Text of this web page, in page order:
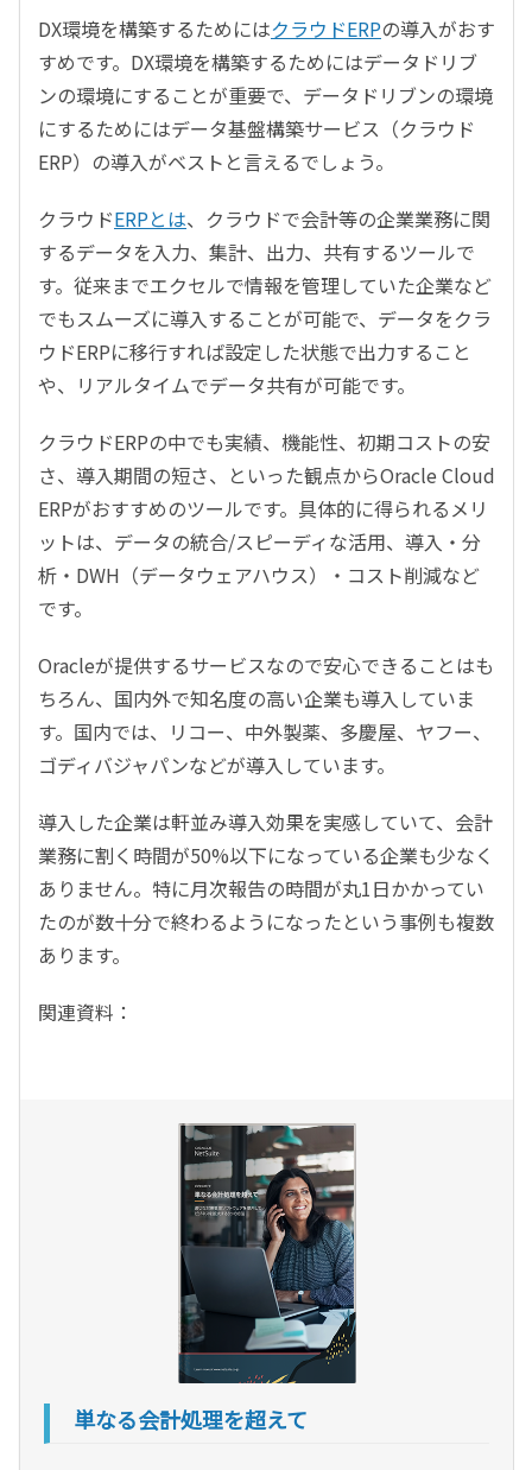
DX環境を構築するためにはクラウドERPの導入がおす
すめです。DX環境を構築するためにはデータドリブ
ンの環境にすることが重要で、データドリブンの環境
にするためにはデータ基盤構築サービス（クラウド
ERP）の導入がベストと言えるでしょう。
クラウドERPとは、クラウドで会計等の企業業務に関
するデータを入力、集計、出力、共有するツールで
す。従来までエクセルで情報を管理していた企業など
でもスムーズに導入することが可能で、データをクラ
ウドERPに移行すれば設定した状態で出力すること
や、リアルタイムでデータ共有が可能です。
クラウドERPの中でも実績、機能性、初期コストの安
さ、導入期間の短さ、といった観点からOracle Cloud
ERPがおすすめのツールです。具体的に得られるメリ
ットは、データの統合/スピーディな活用、導入・分
析・DWH（データウェアハウス）・コスト削減など
です。
Oracleが提供するサービスなので安心できることはも
ちろん、国内外で知名度の高い企業も導入していま
す。国内では、リコー、中外製薬、多慶屋、ヤフー、
ゴディバジャパンなどが導入しています。
導入した企業は軒並み導入効果を実感していて、会計
業務に割く時間が50%以下になっている企業も少なく
ありません。特に月次報告の時間が丸1日かかってい
たのが数十分で終わるようになったという事例も複数
あります。
関連資料：
単なる会計処理を超えて